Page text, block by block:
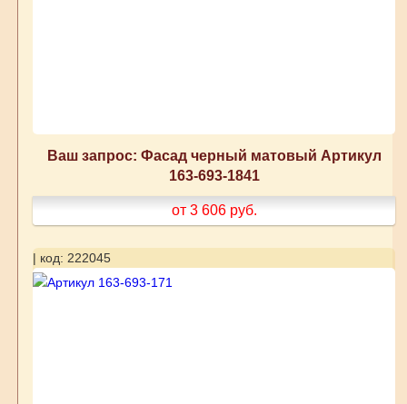
Ваш запрос: Фасад черный матовый Артикул
163-693-1841
от 3 606 руб.
| код: 222045